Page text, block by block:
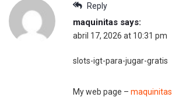
Reply
maquinitas says:
abril 17, 2026 at 10:31 pm
slots-igt-para-jugar-gratis
My web page – maquinitas